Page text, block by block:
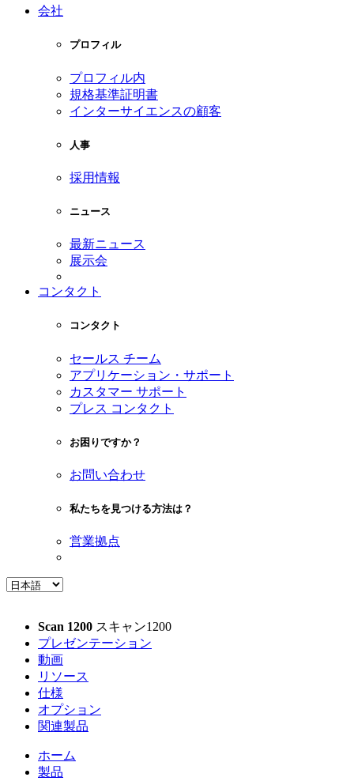
会社
プロフィル
プロフィル内
規格基準証明書
インターサイエンスの顧客
人事
採用情報
ニュース
最新ニュース
展示会
コンタクト
コンタクト
セールス チーム
アプリケーション・サポート
カスタマー サポート
プレス コンタクト
お困りですか？
お問い合わせ
私たちを見つける方法は？
営業拠点
Scan 1200 スキャン1200
プレゼンテーション
動画
リソース
仕様
オプション
関連製品
ホーム
製品